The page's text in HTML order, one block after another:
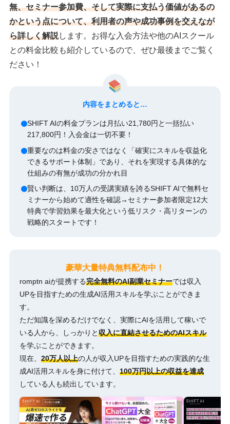
無、セミナー参加費、そして実際に支払う価値があるの
かという点について、利用者の声や成功事例を交えなが
ら詳しく解説します。お得な入会方法や他のAIスクール
との料金比較も紹介しているので、ぜひ最後までご覧く
ださい！
内容をまとめると…
SHIFT AIの料金プランは月払い21,780円と一括払い
217,800円！入会金は一切不要！
重要なのは料金の安さではなく「確実にスキルを収益化
できるサポート体制」であり、それを実現する具体的な
仕組みの有無が成功の分かれ目
賢い判断は、10万人の受講実績を誇るSHIFT AIで無料セ
ミナーから始めて適性を確認→セミナー参加者限定12大
特典で学習効果を最大化という低リスク・高リターンの
戦略的スタートです！
豪華大量特典無料配布中！
romptn aiが提携する完全無料のAI副業セミナーでは収入
UPを目指すための生成AI活用スキルを学ぶことができま
す。
ただ知識を深めるだけでなく、実際にAIを活用して稼いで
いる人から、しっかりと収入に直結させるためのAIスキル
を学ぶことができます。
現在、20万人以上の人が収入UPを目指すための実践的な生
成AI活用スキルを身に付けて、100万円以上の収益を達成
している人も続出しています。